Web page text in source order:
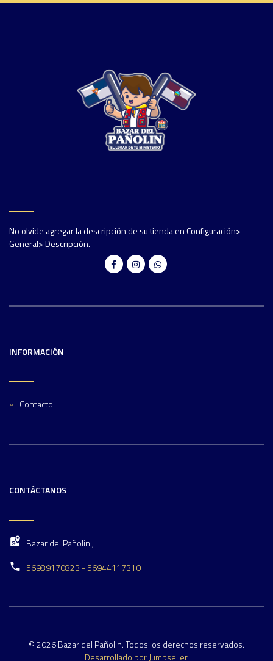
No olvide agregar la descripción de su tienda en Configuración>
General> Descripción.
INFORMACIÓN
Contacto
CONTÁCTANOS
Bazar del Pañolin ,
56989170823 - 56944117310
© 2026 Bazar del Pañolin. Todos los derechos reservados.
Desarrollado por Jumpseller.